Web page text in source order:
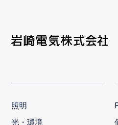
照明
光・環境